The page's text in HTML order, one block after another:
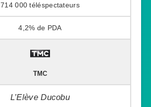
714 000
4,2%
TMC
L’Elève Ducobu